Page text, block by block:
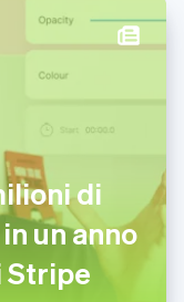
di
un anno
Stripe